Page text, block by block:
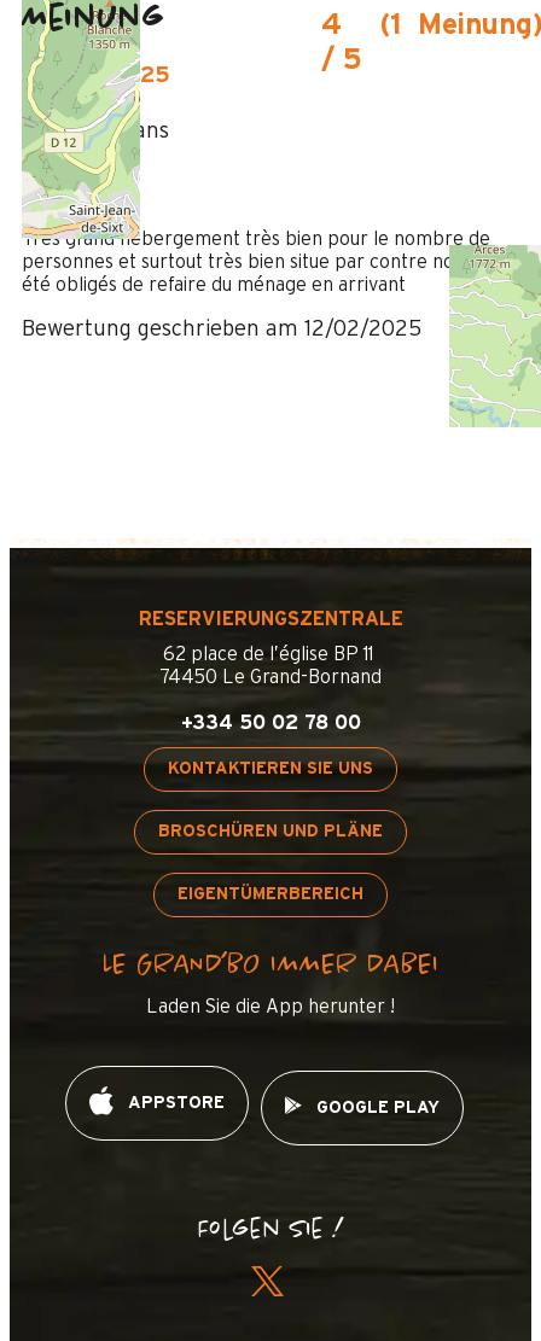
Meinung
4
/ 5
(1 Meinung
Februar 2025
Sylvie
Plus de 50 ans
Femme
4
/ 5
Très grand hébergement très bien pour le nombre de
personnes et surtout très bien situe par contre nous avons
été obligés de refaire du ménage en arrivant
Bewertung geschrieben am 12/02/2025
RESERVIERUNGSZENTRALE
62 place de l’église BP 11
74450 Le Grand-Bornand
+334 50 02 78 00
KONTAKTIEREN SIE UNS
BROSCHÜREN UND PLÄNE
EIGENTÜMERBEREICH
LE GRAND’BO IMMER DABEI
Laden Sie die App herunter !
APPSTORE GOOGLE PLAY
Folgen Sie !